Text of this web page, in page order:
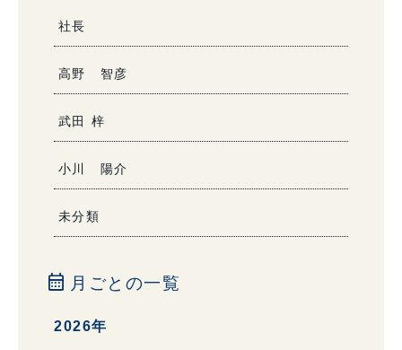
社長
高野 智彦
武田 梓
小川 陽介
未分類
calendar_month 月ごとの一覧
2026年